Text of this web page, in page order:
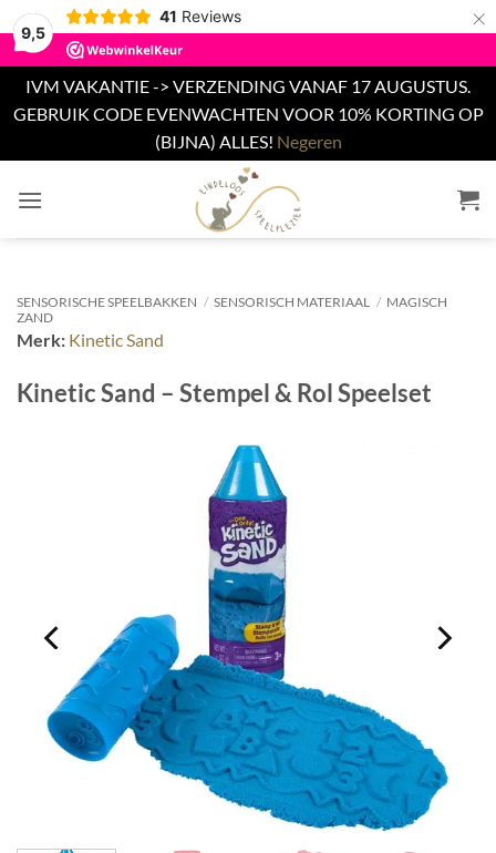
9,5
41 Reviews ×
IVM VAKANTIE -> VERZENDING VANAF 17 AUGUSTUS.
GEBRUIK CODE EVENWACHTEN VOOR 10% KORTING OP
(BIJNA) ALLES! Negeren
naar
SENSORISCHE SPEELBAKKEN / SENSORISCH MATERIAAL / MAGISCH
ZAND
Merk: Kinetic Sand
Kinetic Sand – Stempel & Rol Speelset